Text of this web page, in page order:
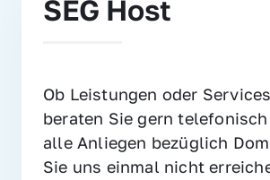
SEG Host
Ob Leistungen oder
beraten Sie gern
alle Anliegen bezüglich
Sie uns einmal nicht